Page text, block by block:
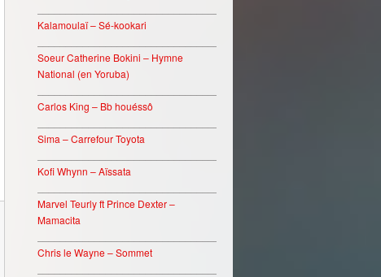
Kalamoulaï – Sé-kookari
Soeur Catherine Bokini – Hymne
National (en Yoruba)
Carlos King – Bb houéssô
Sima – Carrefour Toyota
Kofi Whynn – Aïssata
Marvel Teurly ft Prince Dexter –
Mamacita
Chris le Wayne – Sommet